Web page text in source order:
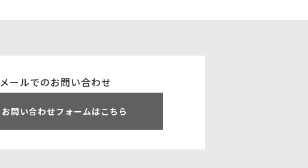
メールでのお問い合わせ
お問い合わせフォームはこちら